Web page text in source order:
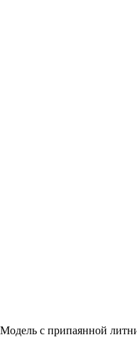
Модель с припаянной